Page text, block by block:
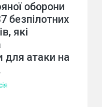
оборони
безпілотних
які
для атаки на